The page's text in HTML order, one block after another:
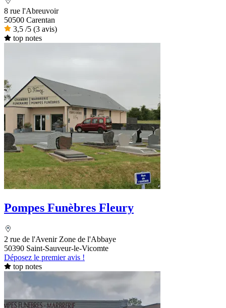
8 rue l'Abreuvoir
50500 Carentan
3,5 /5 (3 avis)
top notes
Pompes Funèbres Fleury
2 rue de l'Avenir Zone de l'Abbaye
50390 Saint-Sauveur-le-Vicomte
Déposez le premier avis !
top notes